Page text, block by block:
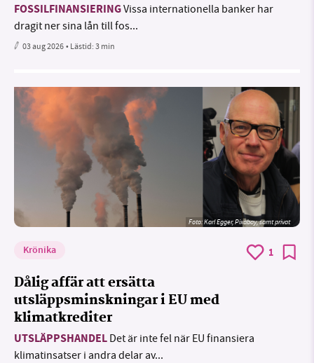
FOSSILFINANSIERINGVissa internationella banker har
dragit ner sina lån till fos...
03 aug 2026• Lästid:3 min
Foto:Karl Egger, Pixabay, samt privat
Krönika 1
Dålig affär att ersätta
utsläppsminskningar i EU med
klimatkrediter
UTSLÄPPSHANDEL Det är inte fel när EU finansiera
klimatinsatser i andra delar av...